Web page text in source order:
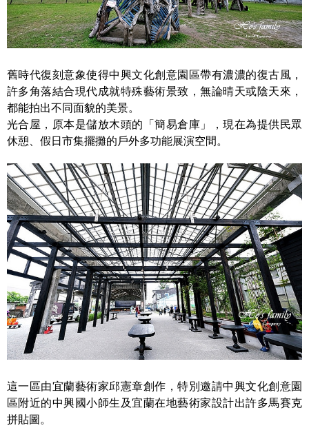
舊時代復刻意象使得中興文化創意園區帶有濃濃的復古風，
許多角落結合現代成就特殊藝術景致，無論晴天或陰天來，
都能拍出不同面貌的美景。
光合屋，原本是儲放木頭的「簡易倉庫」，現在為提供民眾
休憩、假日市集擺攤的戶外多功能展演空間。
這一區由宜蘭藝術家邱憲章創作，特別邀請中興文化創意園
區附近的中興國小師生及宜蘭在地藝術家設計出許多馬賽克
拼貼圖。